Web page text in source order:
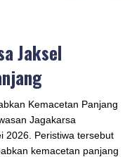
Jaksel
Kemacetan Panjang
Jagakarsa
2026. Peristiwa tersebut
kemacetan panjang